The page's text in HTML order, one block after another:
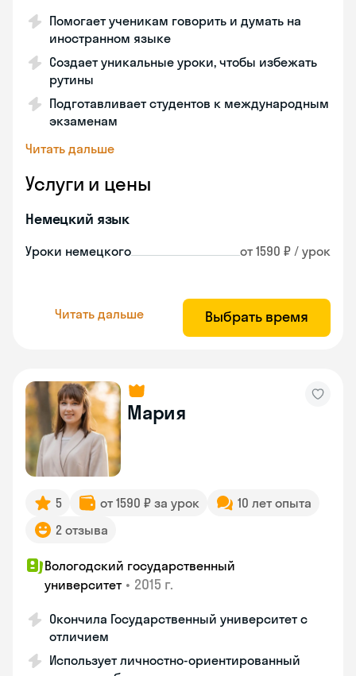
Помогает ученикам говорить и думать на
иностранном языке
Создает уникальные уроки, чтобы избежать
рутины
Подготавливает студентов к международным
экзаменам
Читать дальше
Услуги и цены
Немецкий язык
Уроки немецкого от 1590 ₽ / урок
Читать дальше Выбрать время
Мария
5 от 1590 ₽ за урок
10 лет опыта
2 отзыва
Вологодский государственный
университет • 2015 г.
Окончила Государственный университет с
отличием
Использует личностно-ориентированный